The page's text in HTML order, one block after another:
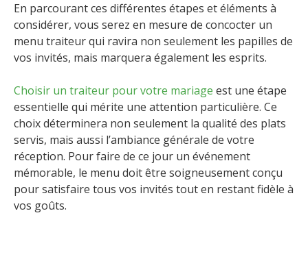
En parcourant ces différentes étapes et éléments à
considérer, vous serez en mesure de concocter un
menu traiteur qui ravira non seulement les papilles de
vos invités, mais marquera également les esprits.
Choisir un traiteur pour votre mariage est une étape
essentielle qui mérite une attention particulière. Ce
choix déterminera non seulement la qualité des plats
servis, mais aussi l’ambiance générale de votre
réception. Pour faire de ce jour un événement
mémorable, le menu doit être soigneusement conçu
pour satisfaire tous vos invités tout en restant fidèle à
vos goûts.